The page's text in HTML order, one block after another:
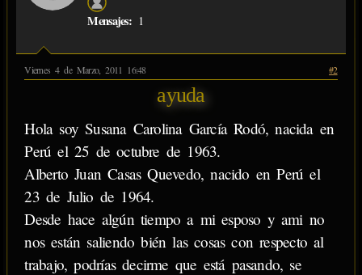
Mensajes: 1
Viernes 4 de Marzo, 2011 16:48 #2
ayuda
Hola soy Susana Carolina García Rodó, nacida en
Perú el 25 de octubre de 1963.
Alberto Juan Casas Quevedo, nacido en Perú el
23 de Julio de 1964.
Desde hace algún tiempo a mi esposo y ami no
nos están saliendo bién las cosas con respecto al
trabajo, podrías decirme que está pasando, se